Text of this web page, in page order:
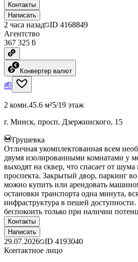
Контакты
Написать
2 часа назад ID 4168849
Агентство
367 325 ƃ
Конвертер валют
2 комн.45.6 м²5/19 этаж
г. Минск, просп. Дзержинского, 15
Грушевка
Отличная укомплектованная всем
двумя изолированными комнатами у
выходят на сквер, что спасает от шума
проспекта. Закрытый двор, паркинг
можно купить или арендовать
остановки транспорта одна минута,
инфраструктура в пешей доступности.
беспокоить только при наличии
Контакты
Написать
29.07.2026 ID 4193040
Контактное лицо